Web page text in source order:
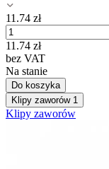
11.74 zł
11.74 zł
bez VAT
Na stanie
Do koszyka
Klipy zaworów 1
Klipy zaworów